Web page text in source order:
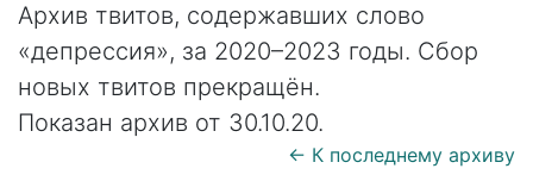
Архив твитов, содержавших слово
«депрессия», за 2020–2023 годы. Сбор
новых твитов прекращён.
Показан архив от 30.10.20.
← К последнему архиву